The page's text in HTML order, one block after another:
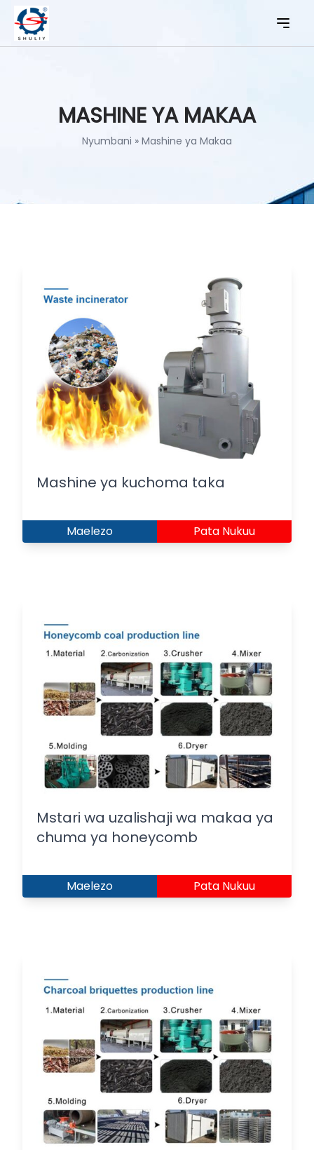
MASHINE YA MAKAA
Nyumbani » Mashine ya Makaa
Mashine ya kuchoma taka
Maelezo Pata Nukuu
Mstari wa uzalishaji wa makaa ya
chuma ya honeycomb
Maelezo Pata Nukuu